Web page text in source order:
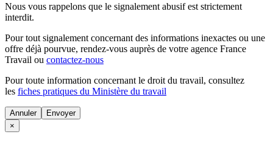
Nous vous rappelons que le signalement abusif est strictement
interdit.
Pour tout signalement concernant des informations inexactes ou une
offre déjà pourvue, rendez-vous auprès de votre agence France
Travail ou contactez-nous
Pour toute information concernant le droit du travail, consultez
les fiches pratiques du Ministère du travail
Annuler
×